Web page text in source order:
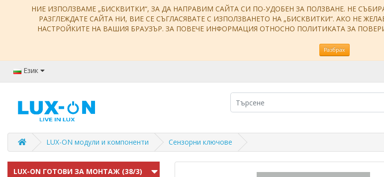
НИЕ ИЗПОЛЗВАМЕ „БИСКВИТКИ“, ЗА ДА НАПРАВИМ САЙТА СИ ПО-УДОБЕН ЗА ПОЛЗВАНЕ. НЕ
РАЗГЛЕЖДАТЕ САЙТА НИ, ВИЕ СЕ СЪГЛАСЯВАТЕ С ИЗПОЛЗВАНЕТО НА „БИСКВИТКИ“. АКО НЕ
НАСТРОЙКИТЕ НА ВАШИЯ БРАУЗЪР. ЗА ПОВЕЧЕ ИНФОРМАЦИЯ ОТНОСНО ПОЛИТИКАТА ЗА
Разбрах
Език
LUX-ON модули и компоненти Сензорни ключове
LUX-ON ГОТОВИ ЗА МОНТАЖ (38/3)